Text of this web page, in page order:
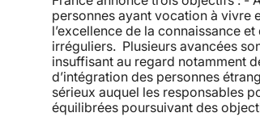
personnes ayant vocation à vivre
l’excellence de la connaissance
irréguliers. Plusieurs avancées
insuffisant au regard notamment
d’intégration des personnes
sérieux auquel les responsables
équilibrées poursuivant des